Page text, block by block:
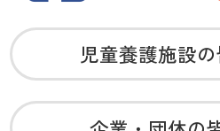
児童養護施設